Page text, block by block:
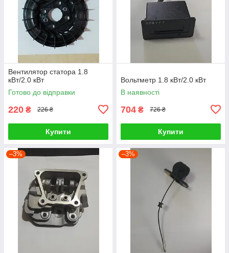
Вентилятор статора 1.8
кВт/2.0 кВт
Готово до відправки
220 ₴ 226 ₴
Купити
Вольтметр 1.8 кВт/2.0 кВт
В наявності
704 ₴ 726 ₴
Купити
–3% –3%